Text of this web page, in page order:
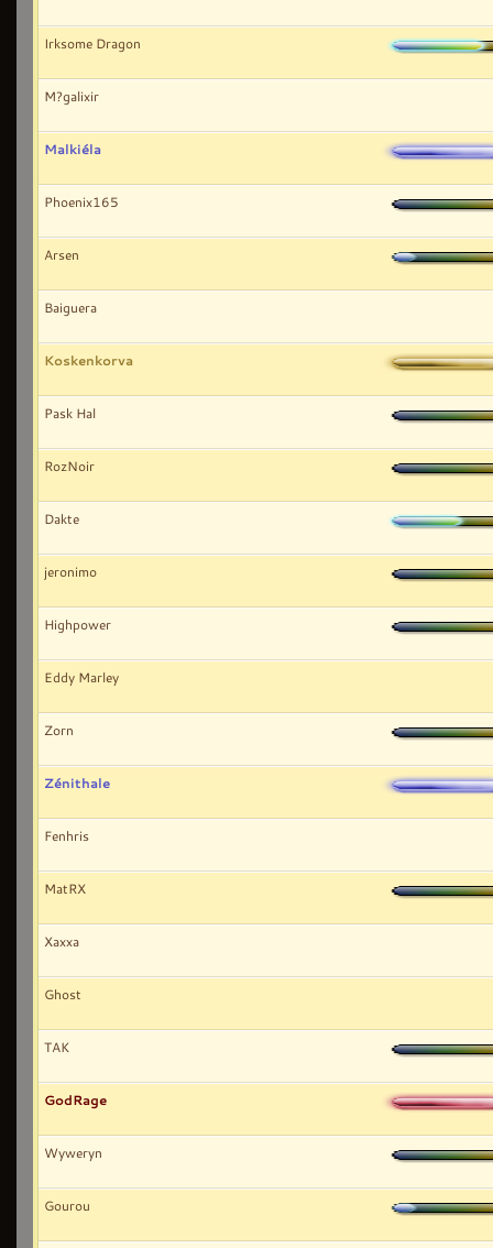
Irksome Dragon
M?galixir
Malkiéla
Phoenix165
Arsen
Baiguera
Koskenkorva
Pask Hal
RozNoir
Dakte
jeronimo
Highpower
Eddy Marley
Zorn
Zénithale
Fenhris
MatRX
Xaxxa
Ghost
TAK
GodRage
Wyweryn
Gourou